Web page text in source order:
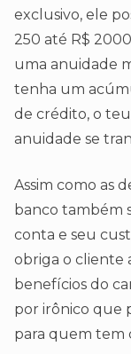
exclusivo, ele
250 até R$
uma anuidade
tenha um
de crédito, o
anuidade se
Assim como as
banco também
conta e seu
obriga o cliente
benefícios do
por irônico que
para quem tem